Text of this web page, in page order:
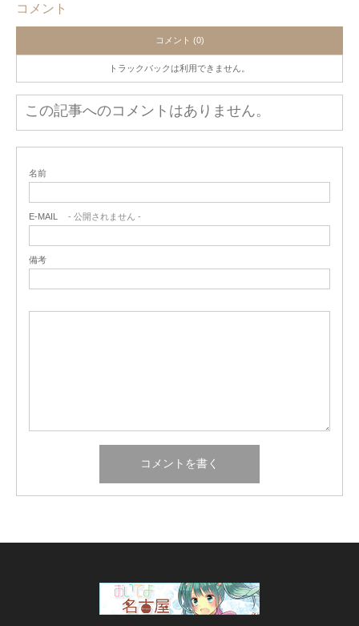
コメント
コメント (0)
トラックバックは利用できません。
この記事へのコメントはありません。
名前
E-MAIL - 公開されません -
備考